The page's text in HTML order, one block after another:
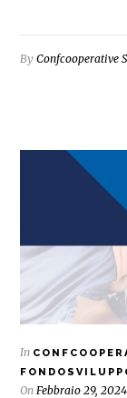
ByConfcooperative
In
On Febbraio 29, 2024